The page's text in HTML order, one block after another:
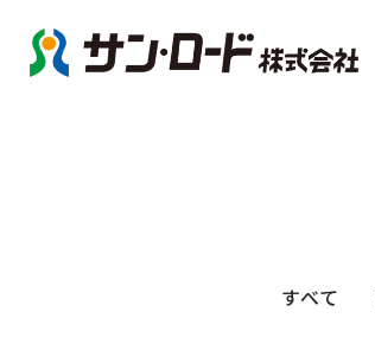
すべて